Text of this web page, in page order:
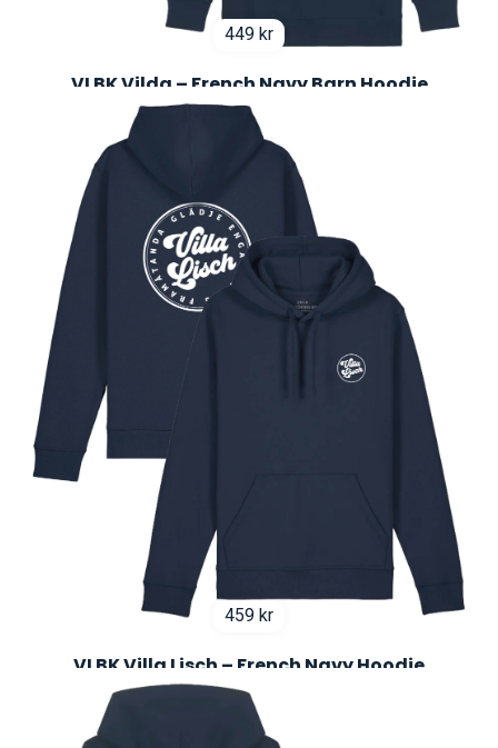
449 kr
VLBK Vilda – French Navy Barn Hoodie
459 kr
VLBK Villa Lisch – French Navy Hoodie